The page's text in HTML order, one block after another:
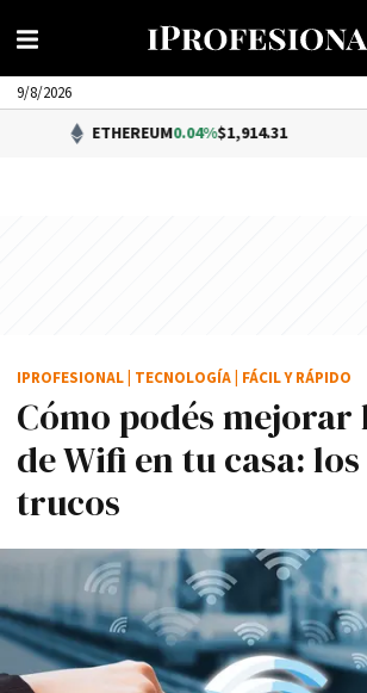
9/8/2026
0.04%$1,914.31
Cómo podés mejorar
de Wifi en tu casa:
trucos
IPROFESIONAL TECNOLOGÍA FÁCIL Y RÁPIDO